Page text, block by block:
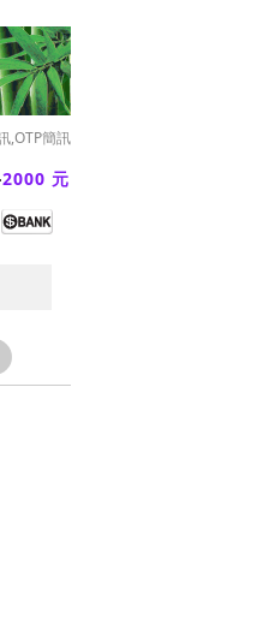
,OTP簡訊
‧2000 元